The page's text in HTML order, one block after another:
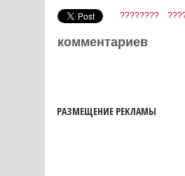
????????
комментариев
РАЗМЕЩЕНИЕ РЕКЛАМЫ